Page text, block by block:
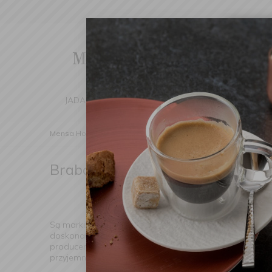
JADALNIA KUCHNIA DOM
Mensa Home Producenci Brabantia
Brabantia (Znaleziono produktów: 86)
Są marki, które w subtelny sposób odmieniają nasze
doskonałym wykonaniu i… cichym luksusie, który
producent, ale filozofia życia – celebracja detalu,
przyjemnym doświadczeniem.